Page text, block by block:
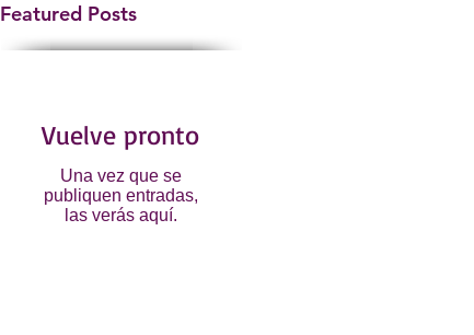
Featured Posts
Vuelve pronto
Una vez que se
publiquen entradas,
las verás aquí.